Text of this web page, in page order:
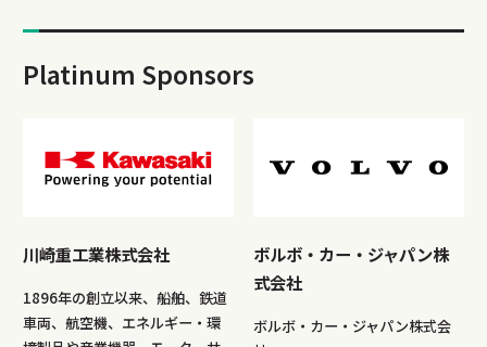
Platinum Sponsors
川崎重工業株式会社
1896年の創立以来、船舶、鉄道
車両、航空機、エネルギー・環
ボルボ・カー・ジャパン株
式会社
ボルボ・カー・ジャパン株式会